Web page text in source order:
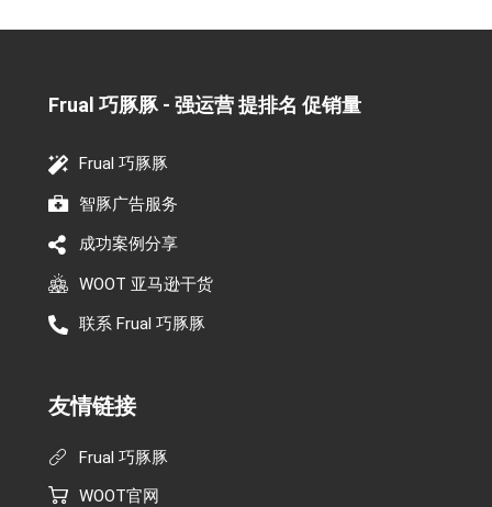
Frual 巧豚豚 - 强运营 提排名 促销量​
Frual 巧豚豚
智豚广告服务
成功案例分享
WOOT 亚马逊干货
联系 Frual 巧豚豚
友情链接
Frual 巧豚豚
WOOT官网